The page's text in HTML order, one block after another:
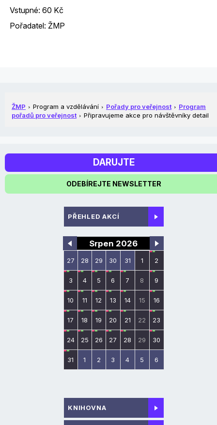
Vstupné: 60 Kč
Pořadatel: ŽMP
ŽMP Program a vzdělávání Pořady pro veřejnost
Program
pořadů pro veřejnost
Připravujeme akce pro návštěvníky detail
DARUJTE
ODEBÍREJTE NEWSLETTER
PŘEHLED AKCÍ
Srpen 2026
27 28 29 30 31 1 2
3 4 5 6 7 8 9
10 11 12 13 14 15 16
17 18 19 20 21 22 23
24 25 26 27 28 29 30
31 1 2 3 4 5 6
KNIHOVNA